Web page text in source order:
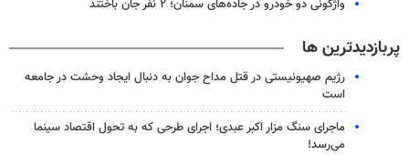
واژگونی دو خودرو در جاده‌های سمنان؛ ۲ نفر جان باختند
پربازدیدترین ها
رژیم صهیونیستی در قتل مداح جوان به دنبال ایجاد وحشت در جامعه
است
ماجرای سنگ مزار اکبر عبدی؛ اجرای طرحی که به تحول اقتصاد سینما
می‌رسد!